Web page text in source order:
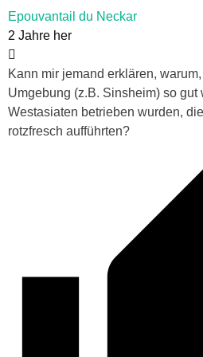
Epouvantail du Neckar
2 Jahre her
Kann mir jemand erklären,
Umgebung (z.B. Sinsheim) so gut
Westasiaten betrieben wurden,
rotzfresch aufführten?